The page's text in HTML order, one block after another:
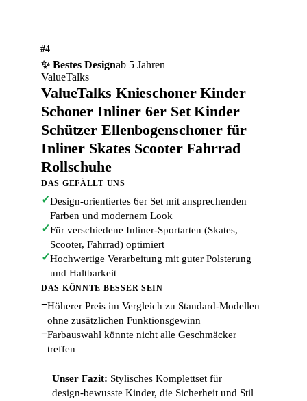
#4
✨ Bestes Designab 5 Jahren
ValueTalks
ValueTalks Knieschoner Kinder
Schoner Inliner 6er Set Kinder
Schützer Ellenbogenschoner für
Inliner Skates Scooter Fahrrad
Rollschuhe
DAS GEFÄLLT UNS
✓Design-orientiertes 6er Set mit ansprechenden
Farben und modernem Look
✓Für verschiedene Inliner-Sportarten (Skates,
Scooter, Fahrrad) optimiert
✓Hochwertige Verarbeitung mit guter Polsterung
und Haltbarkeit
DAS KÖNNTE BESSER SEIN
−Höherer Preis im Vergleich zu Standard-Modellen
ohne zusätzlichen Funktionsgewinn
−Farbauswahl könnte nicht alle Geschmäcker
treffen
Unser Fazit: Stylisches Komplettset für
design-bewusste Kinder, die Sicherheit und Stil